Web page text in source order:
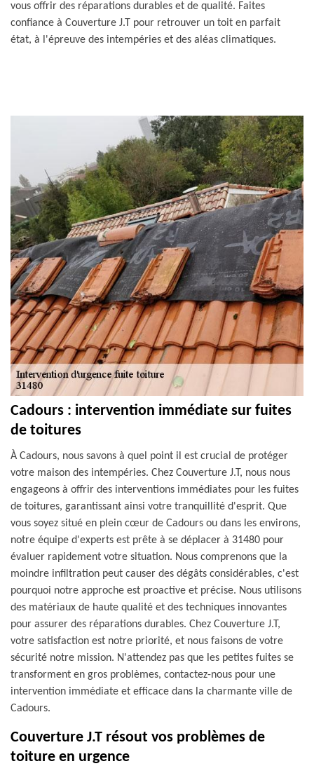
vous offrir des réparations durables et de qualité. Faites
confiance à Couverture J.T pour retrouver un toit en parfait
état, à l'épreuve des intempéries et des aléas climatiques.
Cadours : intervention immédiate sur fuites
de toitures
À Cadours, nous savons à quel point il est crucial de protéger
votre maison des intempéries. Chez Couverture J.T, nous nous
engageons à offrir des interventions immédiates pour les fuites
de toitures, garantissant ainsi votre tranquillité d'esprit. Que
vous soyez situé en plein cœur de Cadours ou dans les environs,
notre équipe d'experts est prête à se déplacer à 31480 pour
évaluer rapidement votre situation. Nous comprenons que la
moindre infiltration peut causer des dégâts considérables, c'est
pourquoi notre approche est proactive et précise. Nous utilisons
des matériaux de haute qualité et des techniques innovantes
pour assurer des réparations durables. Chez Couverture J.T,
votre satisfaction est notre priorité, et nous faisons de votre
sécurité notre mission. N'attendez pas que les petites fuites se
transforment en gros problèmes, contactez-nous pour une
intervention immédiate et efficace dans la charmante ville de
Cadours.
Couverture J.T résout vos problèmes de
toiture en urgence